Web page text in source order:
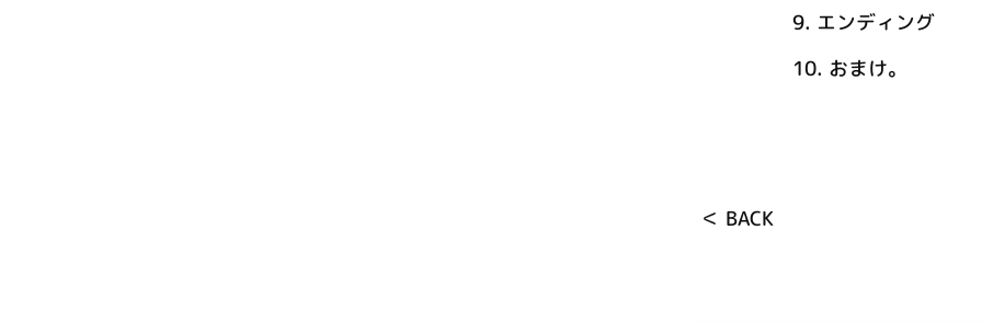
9. エンディング
10. おまけ。
＜ BACK